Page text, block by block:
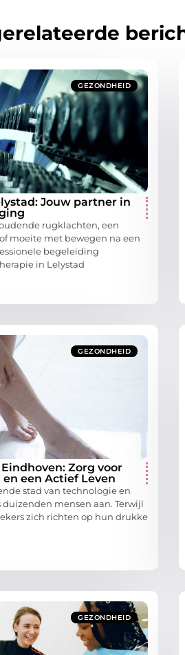
GEZONDHEID
Jouw partner in
rugklachten, een
moeite met bewegen na een
begeleiding
in Lelystad
GEZONDHEID
Zorg voor
en een Actief Leven
stad van technologie en
mensen aan. Terwijl
zich richten op hun drukke
GEZONDHEID